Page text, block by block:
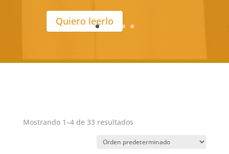
Quiero leerlo
Mostrando 1–4 de 33 resultados